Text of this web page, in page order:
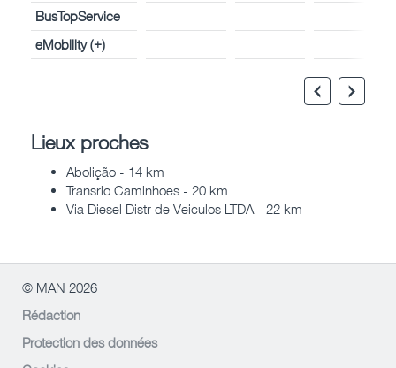
BusTopService
eMobility (+)
Lieux proches
Abolição - 14 km
Transrio Caminhoes - 20 km
Via Diesel Distr de Veiculos LTDA - 22 km
© MAN 2026
Rédaction
Protection des données